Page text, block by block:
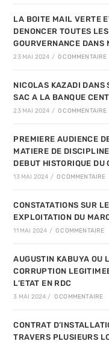
LA BOITE MAIL VERTE
DENONCER TOUTES
GOURVERNANCE DANS
23 MAI 2024 / 0 COMMENTAIRE
NICOLAS KAZADI
SAC A LA BANQUE
23 MAI 2024 / 0 COMMENTAIRE
PREMIERE AUDIENCE
MATIERE DE
DEBUT HISTORIQUE
13 MAI 2024 / 0 COMMENTAIRE
CONSTATATIONS SUR
EXPLOITATION DU
11 MAI 2024 / 0 COMMENTAIRE
AUGUSTIN KABUYA OU
CORRUPTION
L’ETAT EN RDC
3 MAI 2024 / 0 COMMENTAIRE
CONTRAT
TRAVERS PLUSIEURS